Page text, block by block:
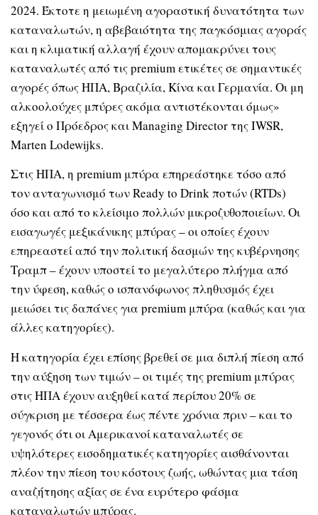
2024. Έκτοτε η μειωμένη αγοραστική δυνατότητα των
καταναλωτών, η αβεβαιότητα της παγκόσμιας αγοράς
και η κλιματική αλλαγή έχουν απομακρύνει τους
καταναλωτές από τις premium ετικέτες σε σημαντικές
αγορές όπως ΗΠΑ, Βραζιλία, Κίνα και Γερμανία. Οι μη
αλκοολούχες μπύρες ακόμα αντιστέκονται όμως»
εξηγεί ο Πρόεδρος και Managing Director της IWSR,
Marten Lodewijks.
Στις ΗΠΑ, η premium μπύρα επηρεάστηκε τόσο από
τον ανταγωνισμό των Ready to Drink ποτών (RTDs)
όσο και από το κλείσιμο πολλών μικροζυθοποιείων. Οι
εισαγωγές μεξικάνικης μπύρας – οι οποίες έχουν
επηρεαστεί από την πολιτική δασμών της κυβέρνησης
Τραμπ – έχουν υποστεί το μεγαλύτερο πλήγμα από
την ύφεση, καθώς ο ισπανόφωνος πληθυσμός έχει
μειώσει τις δαπάνες για premium μπύρα (καθώς και για
άλλες κατηγορίες).
Η κατηγορία έχει επίσης βρεθεί σε μια διπλή πίεση από
την αύξηση των τιμών – οι τιμές της premium μπύρας
στις ΗΠΑ έχουν αυξηθεί κατά περίπου 20% σε
σύγκριση με τέσσερα έως πέντε χρόνια πριν – και το
γεγονός ότι οι Αμερικανοί καταναλωτές σε
υψηλότερες εισοδηματικές κατηγορίες αισθάνονται
πλέον την πίεση του κόστους ζωής, ωθώντας μια τάση
αναζήτησης αξίας σε ένα ευρύτερο φάσμα
καταναλωτών μπύρας.